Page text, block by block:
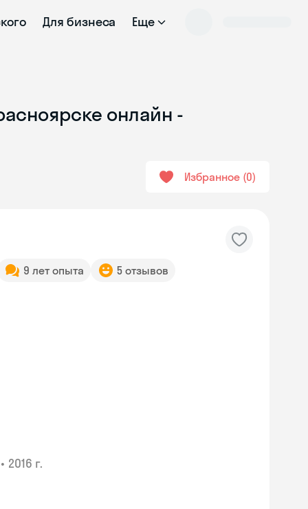
Для бизнеса Еще
онлайн -
Избранное 0
9 лет опыта 5 отзывов
• 2016 г.